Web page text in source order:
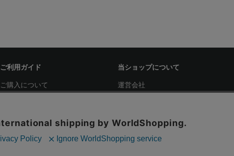
ご利用ガイド
ご購入について
メール通知について
その他
当ショップについて
運営会社
お問い合わせ
Copyright © 2016-2026 TokyoFigure